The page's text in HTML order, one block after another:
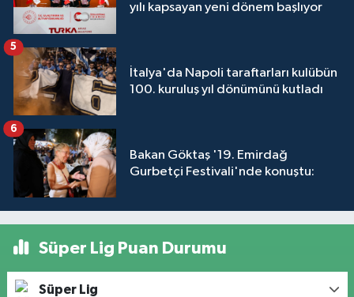
yılı kapsayan yeni dönem başlıyor
İtalya'da Napoli taraftarları kulübün
100. kuruluş yıl dönümünü kutladı
5
Bakan Göktaş '19. Emirdağ
Gurbetçi Festivali'nde konuştu:
6
Süper Lig Puan Durumu
Süper Lig